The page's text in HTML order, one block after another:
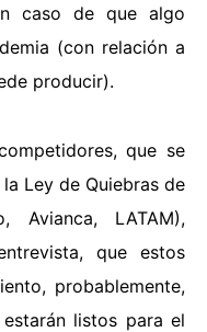
caso de que algo
(con relación a
producir).
que se
Ley de Quiebras de
Avianca, LATAM),
que estos
probablemente,
listos para el